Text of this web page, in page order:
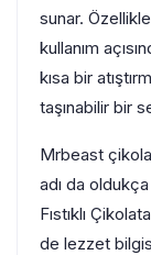
sunar.
kullanım
kısa bir
taşınabilir bir
Mrbeast
adı da
Fıstıklı
de lezzet